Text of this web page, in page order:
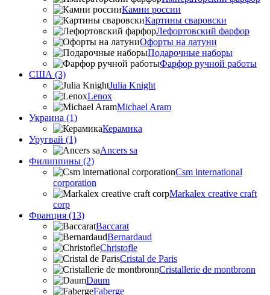
Камни россии
Картины сваровски
Лефортовский фарфор
Офорты на латуни
Подарочные наборы
Фарфор ручной работы
США (3)
Julia Knight
Lenox
Michael Aram
Украина (1)
Керамика
Уругвай (1)
Ancers sa
Филиппины (2)
Csm international
corporation
Markalex creative craft
corp
Франция (13)
Baccarat
Bernardaud
Christofle
Cristal de Paris
Cristallerie de montbronn
Daum
Faberge